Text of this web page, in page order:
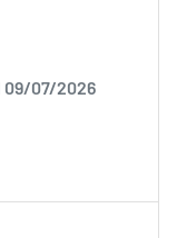
09/07/2026